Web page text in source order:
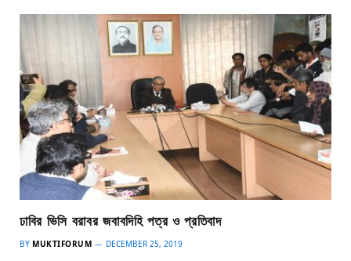
ঢাবির ভিসি বরাবর জবাবদিহি পত্র ও প্রতিবাদ
BY MUKTIFORUM DECEMBER 25, 2019